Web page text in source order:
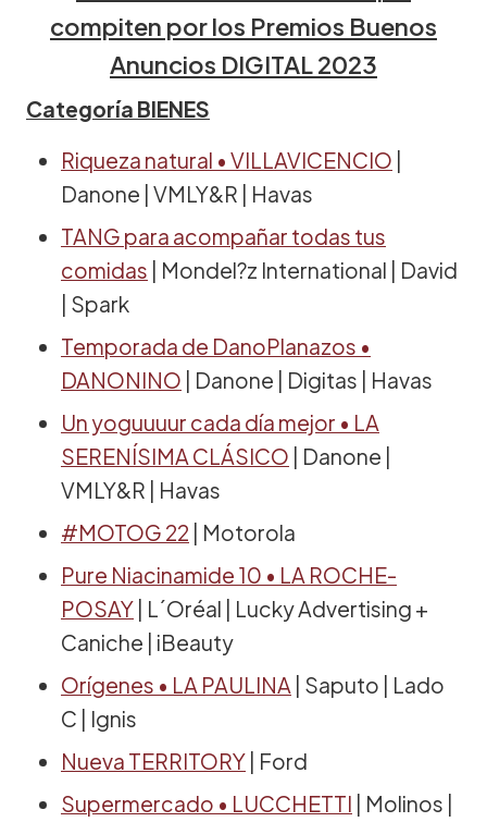
compiten por los Premios Buenos
Anuncios DIGITAL 2023
Categoría BIENES
Riqueza natural • VILLAVICENCIO
Danone | VMLY&R | Havas
TANG para acompañar todas tus
comidas | Mondel?z International | David
| Spark
Temporada de DanoPlanazos •
DANONINO | Danone | Digitas | Havas
Un yoguuuur cada día mejor • LA
SERENÍSIMA CLÁSICO | Danone |
VMLY&R | Havas
#MOTOG 22 | Motorola
Pure Niacinamide 10 • LA ROCHE-
POSAY | L´Oréal | Lucky Advertising +
Caniche | iBeauty
Orígenes • LA PAULINA | Saputo | Lado
C | Ignis
Nueva TERRITORY | Ford
Supermercado • LUCCHETTI | Molinos |